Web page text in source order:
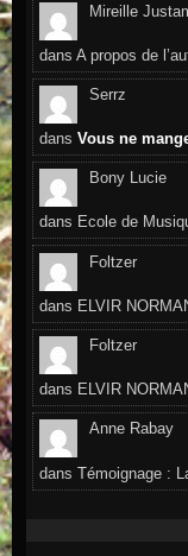
Mireille
dansA propos de
Serrz
dansVous ne
Bony Lucie
dans Ecole de
Foltzer
dans ELVIR
Foltzer
dans ELVIR
Anne Rabay
dansTémoignage :